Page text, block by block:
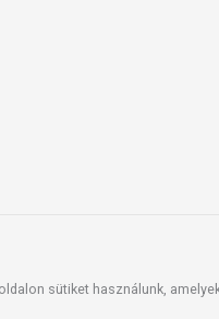
sütiket használunk,